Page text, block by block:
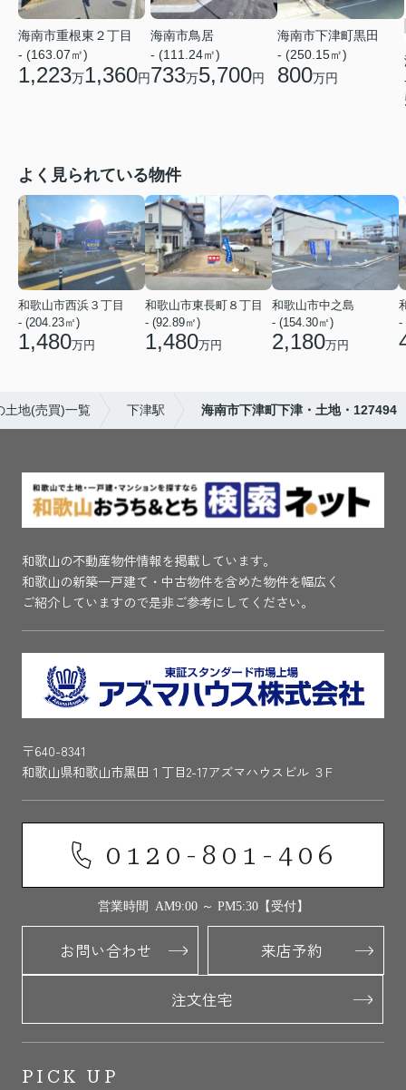
海南市重根東２丁目
- (163.07㎡)
1,223万1,360円
海南市鳥居
- (111.24㎡)
733万5,700円
海南市下津町黒田
- (250.15㎡)
800万円
よく見られている物件
和歌山市西浜３丁目
- (204.23㎡)
1,480万円
和歌山市東長町８丁目
- (92.89㎡)
1,480万円
和歌山市中之島
- (154.30㎡)
2,180万円
-
土地(売買)一覧 下津駅 海南市下津町下津・土地・127494
和歌山の不動産物件情報を掲載しています。
和歌山の新築一戸建て・中古物件を含めた物件を幅広く
ご紹介していますので是非ご参考にしてください。
〒640-8341
和歌山県和歌山市黒田１丁目2-17アズマハウスビル ３F
0120-801-406
営業時間 AM9:00 ～ PM5:30【受付】
お問い合わせ 来店予約
注文住宅
PICK UP